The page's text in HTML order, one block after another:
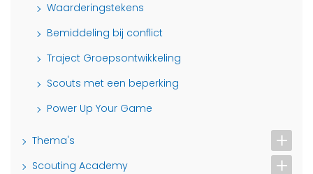
Waarderingstekens
Bemiddeling bij conflict
Traject Groepsontwikkeling
Scouts met een beperking
Power Up Your Game
Thema's
Scouting Academy